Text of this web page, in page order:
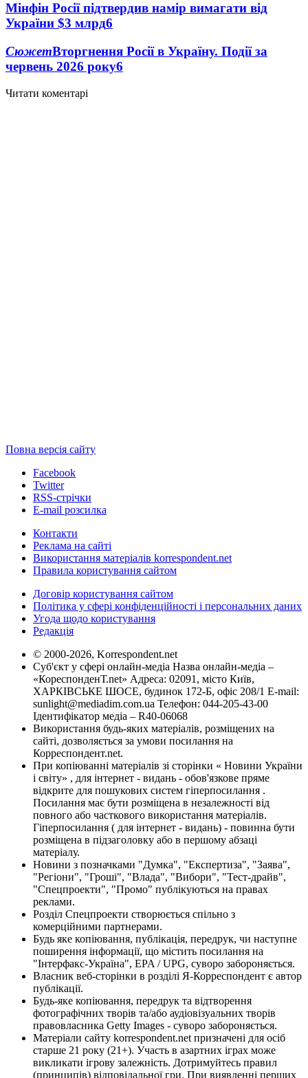
Мінфін Росії підтвердив намір вимагати від
України $3 млрд6
СюжетВторгнення Росії в Україну. Події за
червень 2026 року6
Читати коментарі
Повна версія сайту
Facebook
Twitter
RSS-стрічки
E-mail розсилка
Контакти
Реклама на сайті
Використання матеріалів korrespondent.net
Правила користування сайтом
Договір користування сайтом
Політика у сфері конфіденційності і персональних даних
Угода щодо користування
Редакція
© 2000-2026, Korrespondent.net
Суб'єкт у сфері онлайн-медіа Назва онлайн-медіа –
«КореспонденТ.net» Адреса: 02091, місто Київ,
ХАРКІВСЬКЕ ШОСЕ, будинок 172-Б, офіс 208/1 E-mail:
sunlight@mediadim.com.ua Телефон: 044-205-43-00
Ідентифікатор медіа – R40-06068
Використання будь-яких матеріалів, розміщених на
сайті, дозволяється за умови посилання на
Корреспондент.net.
При копіюванні матеріалів зі сторінки « Новини України
і світу» , для інтернет - видань - обов'язкове пряме
відкрите для пошукових систем гіперпосилання .
Посилання має бути розміщена в незалежності від
повного або часткового використання матеріалів.
Гіперпосилання ( для інтернет - видань) - повинна бути
розміщена в підзаголовку або в першому абзаці
матеріалу.
Новини з позначками "Думка", "Експертиза", "Заява",
"Регіони", "Гроші", "Влада", "Вибори", "Тест-драйв",
"Спецпроекти", "Промо" публікуються на правах
реклами.
Розділ Спецпроекти створюється спільно з
комерційними партнерами.
Будь яке копіювання, публікація, передрук, чи наступне
поширення інформації, що містить посилання на
"Інтерфакс-Україна", EPA / UPG, суворо забороняється.
Власник веб-сторінки в розділі Я-Корреспондент є автор
публікації.
Будь-яке копіювання, передрук та відтворення
фотографічних творів та/або аудіовізуальних творів
правовласника Getty Images - суворо забороняється.
Матеріали сайту korrespondent.net призначені для осіб
старше 21 року (21+). Участь в азартних іграх може
викликати ігрову залежність. Дотримуйтесь правил
(принципів) відповідальної гри. При виявленні перших